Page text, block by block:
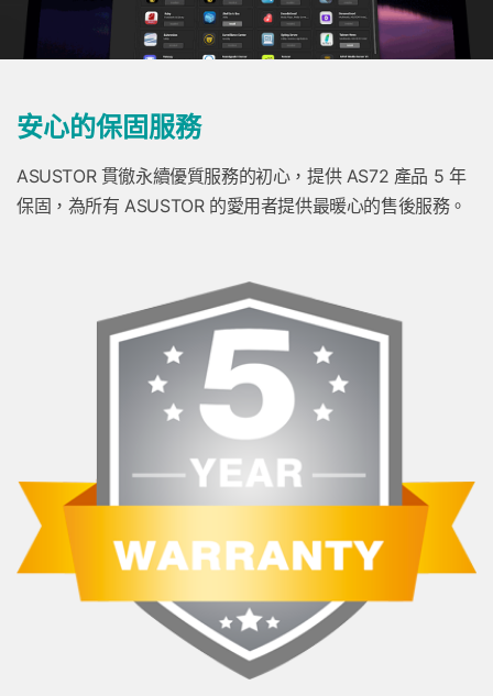
安心的保固服務
ASUSTOR 貫徹永續優質服務的初心，提供 AS72 產品 5 年
保固，為所有 ASUSTOR 的愛用者提供最暖心的售後服務。